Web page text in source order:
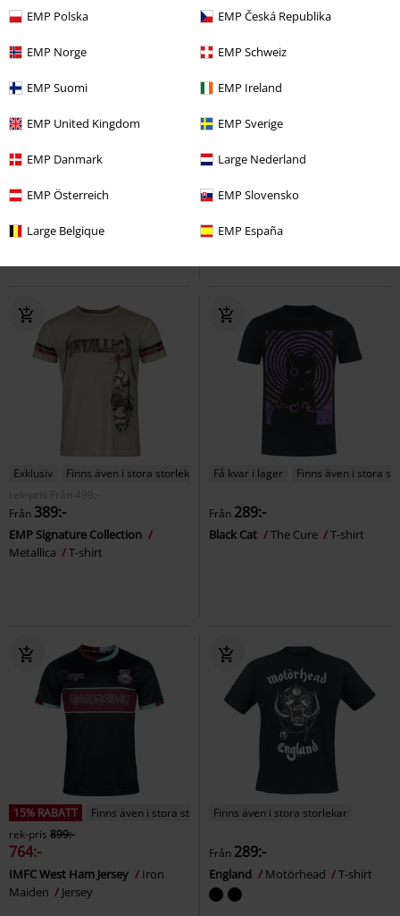
EMP Polska EMP Česká Republika
EMP Norge EMP Schweiz
EMP Suomi EMP Ireland
EMP United Kingdom EMP Sverige
EMP Danmark Large Nederland
EMP Österreich EMP Slovensko
Large Belgique EMP España
% Finns även i stora storlekar
280:-
Heeze - Back Lace Wide Slub
shirt
50% RABATT
rek-pris 399:-
199:-
T-shirt with Dream Catcher Print
Exklusiv
Finns även i stora storlekar
rek-pris
Från
499:-
Från 389:-
EMP Signature Collection
Metallica
T-shirt
Få kvar i lager Finns även i stora
Från 289:-
Black Cat The Cure T-shirt
15% RABATT
Finns även i stora storlekar
rek-pris 899:-
764:-
IMFC West Ham Jersey
Iron
Maiden
Jersey
Finns även i stora storlekar
Från 289:-
England Motörhead T-shirt